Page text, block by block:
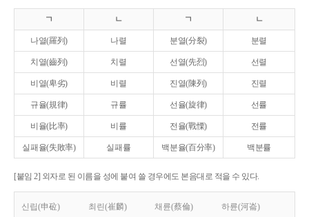
ㄱ ㄴ ㄱ ㄴ
나열(羅列) 나렬 분열(分裂) 분렬
치열(齒列) 치렬 선열(先烈) 선렬
비열(卑劣) 비렬 진열(陳列) 진렬
규율(規律) 규률 선율(旋律) 선률
비율(比率) 비률 전율(戰慄) 전률
실패율(失敗率) 실패률 백분율(百分率) 백분률
[붙임 2] 외자로 된 이름을 성에 붙여 쓸 경우에도 본음대로 적을 수 있다.
신립(申砬) 최린(崔麟) 채륜(蔡倫) 하륜(河崙)